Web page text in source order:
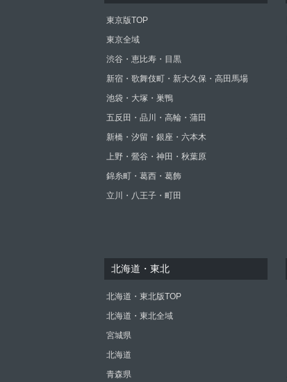
東京版TOP
東京全域
渋谷・恵比寿・目黒
新宿・歌舞伎町・新大久保・高田馬場
池袋・大塚・巣鴨
五反田・品川・高輪・蒲田
新橋・汐留・銀座・六本木
上野・鶯谷・神田・秋葉原
錦糸町・葛西・葛飾
立川・八王子・町田
北海道・東北
北海道・東北版TOP
北海道・東北全域
宮城県
北海道
青森県